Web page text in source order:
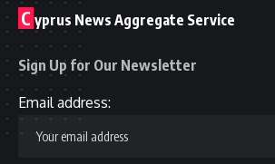
C yprus News Aggregate Service
Sign Up for Our Newsletter
Email address: